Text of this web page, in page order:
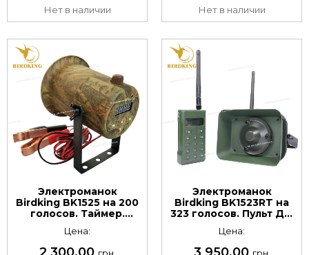
Нет в наличии
Нет в наличии
Электроманок
Birdking BK1525 на 200
голосов. Таймер.
Мощность 50 Вт
Цена:
Электроманок
Birdking BK1523RT на
323 голосов. Пульт ДУ.
microSD. Мощность 60
Вт
Цена: